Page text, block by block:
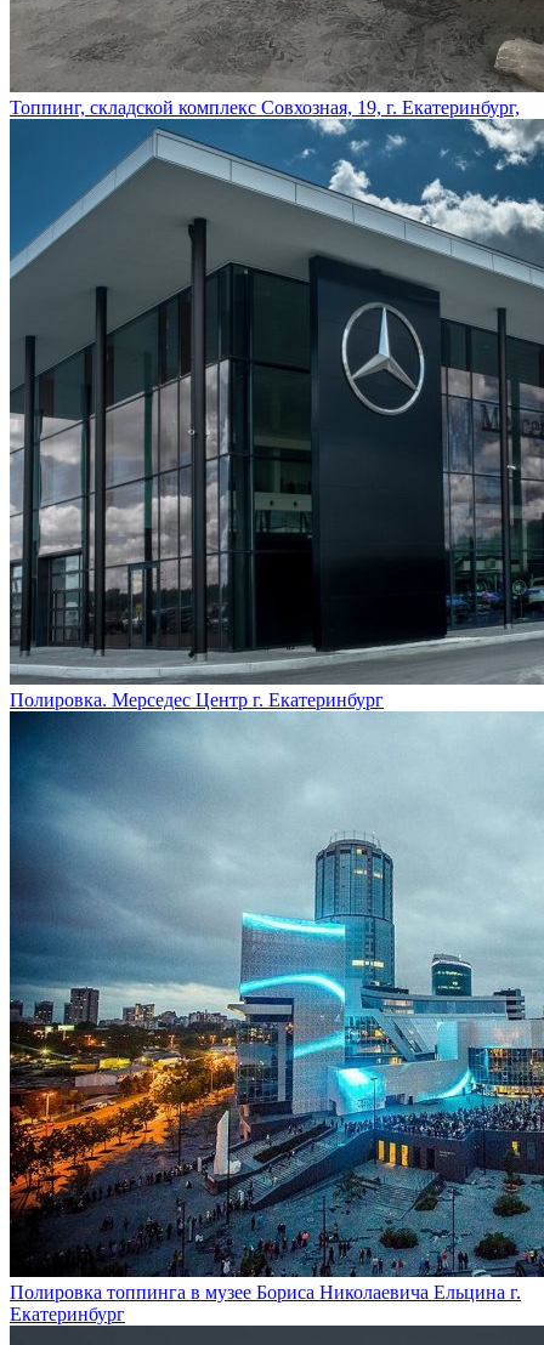
Топпинг, складской комплекс Совхозная, 19, г. Екатеринбург,
Полировка. Мерседес Центр г. Екатеринбург
Полировка топпинга в музее Бориса Николаевича Ельцина г.
Екатеринбург